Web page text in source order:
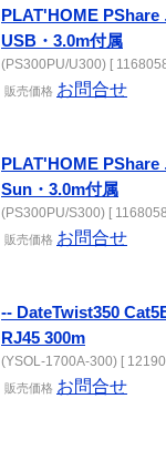
PLAT'HOME PShare
USB・3.0m付属
(PS300PU/U300) [
販売価格 お問合せ
PLAT'HOME PShare
Sun・3.0m付属
(PS300PU/S300) [
販売価格 お問合せ
-- DateTwist350
RJ45 300m
(YSOL-1700A-300) [
販売価格 お問合せ